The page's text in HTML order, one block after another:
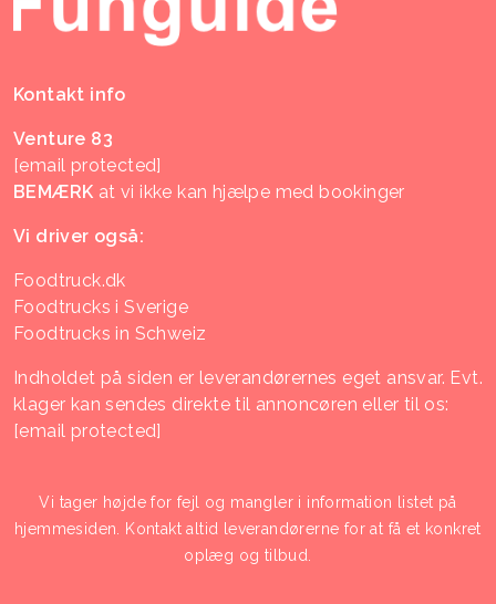
Kontakt info
Venture 83
[email protected]
BEMÆRK at vi ikke kan hjælpe med bookinger
Vi driver også:
Foodtruck.dk
Foodtrucks i Sverige
Foodtrucks in Schweiz
Indholdet på siden er leverandørernes eget ansvar. Evt.
klager kan sendes direkte til annoncøren eller til os:
[email protected]
Vi tager højde for fejl og mangler i information listet på
hjemmesiden. Kontakt altid leverandørerne for at få et konkret
oplæg og tilbud.